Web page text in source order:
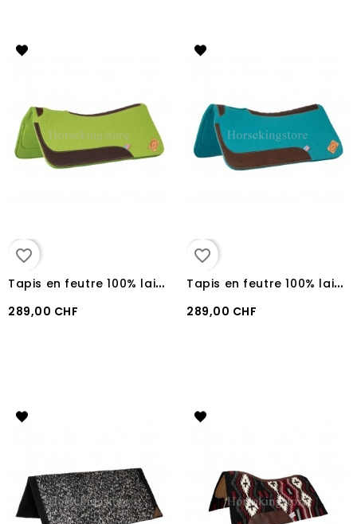
favorite_border
T
apis en feutre 100% laine + Néoprène Pool's Lime
289,00 CHF
favorite_border
T
apis en feutre 100% laine + Néoprène Pool's Turquoise
289,00 CHF